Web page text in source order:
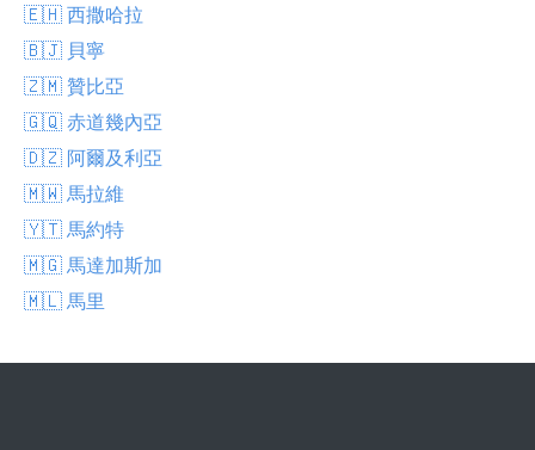
🇪🇭 西撒哈拉
🇧🇯 貝寧
🇿🇲 贊比亞
🇬🇶 赤道幾內亞
🇩🇿 阿爾及利亞
🇲🇼 馬拉維
🇾🇹 馬約特
🇲🇬 馬達加斯加
🇲🇱 馬里